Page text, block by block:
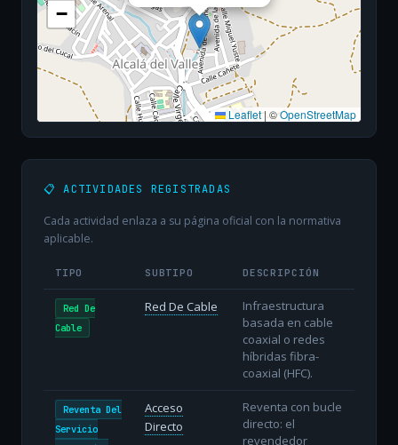
−
Leaflet|©OpenStreetMap
📋 ACTIVIDADES REGISTRADAS
Cada actividad enlaza a su página oficial con la normativa
aplicable.
TIPO SUBTIPO DESCRIPCIÓN
Red De
Cable
Red De Cable
Infraestructura
basada en cable
coaxial o redes
híbridas fibra-
coaxial (HFC).
Reventa Del
Servicio
Acceso
Directo
Reventa con bucle
directo: el
revendedor